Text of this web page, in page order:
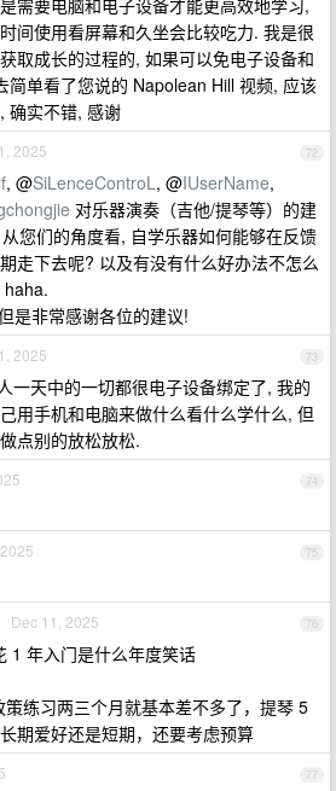
需要电脑和电子设备才能更高效地学习,
间使用看屏幕和久坐会比较吃力. 我是很
取成长的过程的, 如果可以免电子设备和
简单看了您说的 Napolean Hill 视频, 应该
确实不错, 感谢
72
2025
, @SiLenceControL, @IUserName,
对乐器演奏（吉他/提琴等）的建
您们的角度看, 自学乐器如何能够在反馈
走下去呢? 以及有没有什么好办法不怎么
haha.
是非常感谢各位的建议!
73
2025
一天中的一切都很电子设备绑定了, 我的
用手机和电脑来做什么看什么学什么, 但
点别的放松放松.
74
75
76
Dec 11, 2025
1 年入门是什么年度笑话
练习两三个月就基本差不多了，提琴 5
期爱好还是短期，还要考虑预算
77